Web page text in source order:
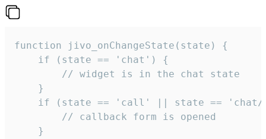
function jivo_onChangeState(state) {
    if (state == 'chat') {
        // widget is in the chat state
    }
if (state == 'call' || state ==
        // callback form is opened
    }